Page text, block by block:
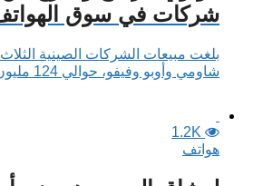
شركات في سوق الهواتف
شاومي وأوبو وفيفو، حوالي 124 مليون هاتف ذكي
1.2K
هواتف